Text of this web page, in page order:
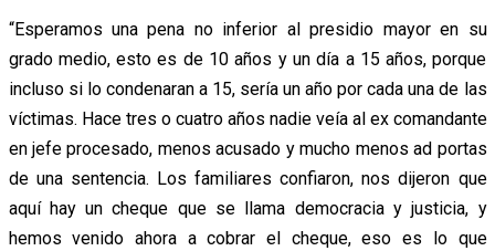
“Esperamos una pena no inferior al presidio mayor en su
grado medio, esto es de 10 años y un día a 15 años, porque
incluso si lo condenaran a 15, sería un año por cada una de las
víctimas. Hace tres o cuatro años nadie veía al ex comandante
en jefe procesado, menos acusado y mucho menos ad portas
de una sentencia. Los familiares confiaron, nos dijeron que
aquí hay un cheque que se llama democracia y justicia, y
hemos venido ahora a cobrar el cheque, eso es lo que